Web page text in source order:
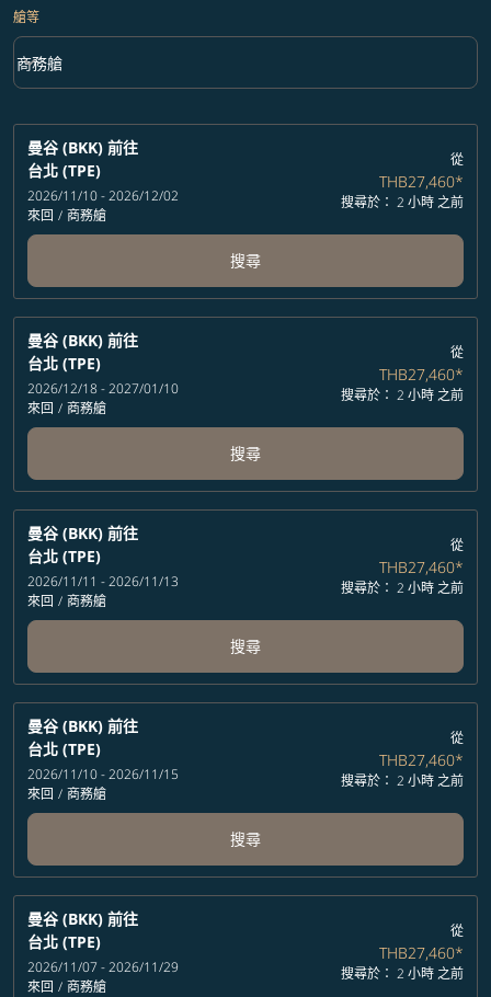
艙等
艙等 option 商務艙 Selected
商務艙
keyboard_arrow_down
曼谷 (BKK) 前往
台北 (TPE)
2026/11/10 - 2026/12/02
來回 / 商務艙
從
THB27,460*
搜尋於： 2 小時 之前
搜尋
曼谷 (BKK) 前往
台北 (TPE)
2026/12/18 - 2027/01/10
來回 / 商務艙
從
THB27,460*
搜尋於： 2 小時 之前
搜尋
曼谷 (BKK) 前往
台北 (TPE)
2026/11/11 - 2026/11/13
來回 / 商務艙
從
THB27,460*
搜尋於： 2 小時 之前
搜尋
曼谷 (BKK) 前往
台北 (TPE)
2026/11/10 - 2026/11/15
來回 / 商務艙
從
THB27,460*
搜尋於： 2 小時 之前
搜尋
曼谷 (BKK) 前往
台北 (TPE)
2026/11/07 - 2026/11/29
來回 / 商務艙
從
THB27,460*
搜尋於： 2 小時 之前